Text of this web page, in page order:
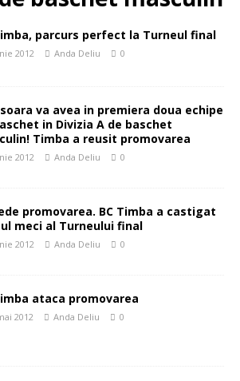
parcurs perfect la Turneul final
2012 Anda Deliu 0
va avea in premiera doua echipe
in Divizia A de baschet
Timba a reusit promovarea
2012 Anda Deliu 0
promovarea. BC Timba a castigat
meci al Turneului final
2012 Anda Deliu 0
ataca promovarea
2012 Anda Deliu 0